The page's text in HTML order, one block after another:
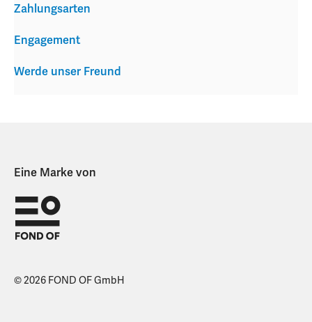
Zahlungsarten
Engagement
Werde unser Freund
Eine Marke von
© 2026 FOND OF GmbH